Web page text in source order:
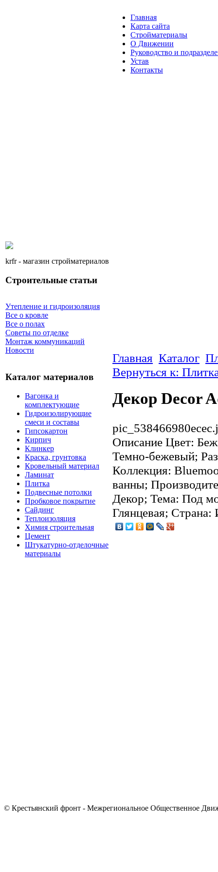
krfr - магазин стройматериалов
Строительные статьи
Утепление и гидроизоляция
Все о кровле
Все о полах
Советы по отделке
Монтаж коммуникаций
Новости
Каталог материалов
Вагонка и
комплектующие
Гидроизолирующие
смеси и составы
Гипсокартон
Кирпич
Клинкер
Краска, грунтовка
Кровельный материал
Ламинат
Плитка
Подвесные потолки
Пробковое покрытие
Сайдинг
Теплоизоляция
Химия строительная
Цемент
Штукатурно-отделочные
материалы
Главная
Карта сайта
Стройматериалы
О Движении
Руководство и
Устав
Контакты
Главная Каталог
Вернуться к:
Декор Decor
Описание Цвет:
Темно-бежевый;
Коллекция:
ванны;
Декор; Тема: Под
Глянцевая; Страна:
© Крестьянский фронт - Межрегиональное Общественное